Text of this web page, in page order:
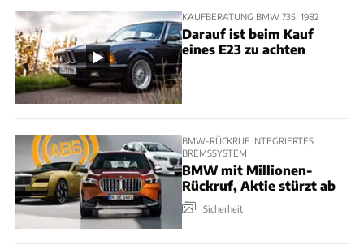
KAUFBERATUNG BMW 735I 1982
Darauf ist beim Kauf
eines E23 zu achten
BMW-RÜCKRUF INTEGRIERTES
BREMSSYSTEM
BMW mit Millionen-
Rückruf, Aktie stürzt ab
Sicherheit